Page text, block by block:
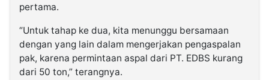
pertama.
“Untuk tahap ke dua, kita menunggu bersamaan
dengan yang lain dalam mengerjakan pengaspalan
pak, karena permintaan aspal dari PT. EDBS kurang
dari 50 ton,” terangnya.